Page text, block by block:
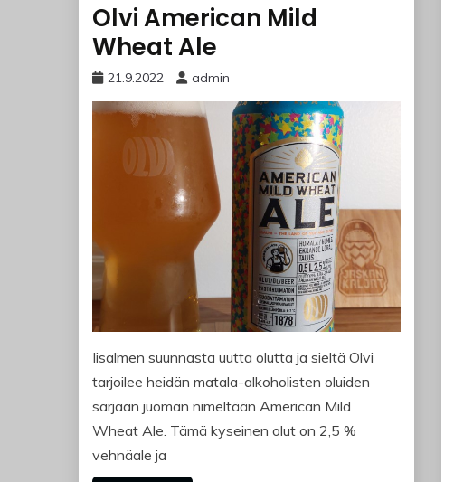
Olvi American Mild
Wheat Ale
21.9.2022 admin
Iisalmen suunnasta uutta olutta ja sieltä Olvi
tarjoilee heidän matala-alkoholisten oluiden
sarjaan juoman nimeltään American Mild
Wheat Ale. Tämä kyseinen olut on 2,5 %
vehnäale ja